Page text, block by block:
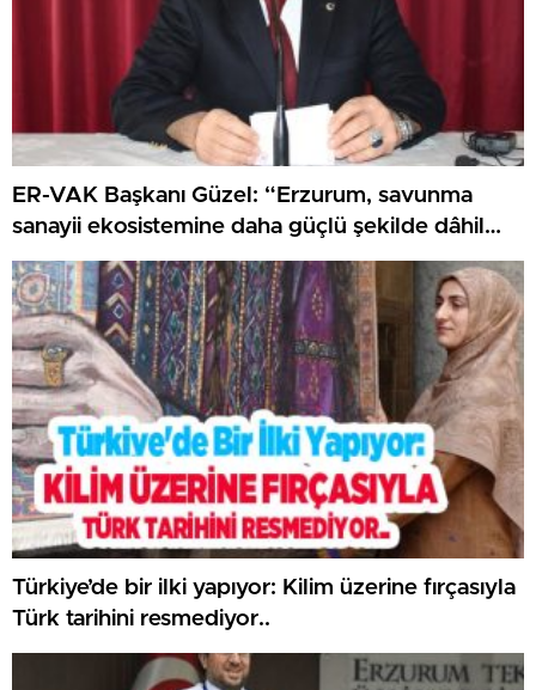
ER-VAK Başkanı Güzel: “Erzurum, savunma
sanayii ekosistemine daha güçlü şekilde dâhil
edilmeli”..
Türkiye’de bir ilki yapıyor: Kilim üzerine fırçasıyla
Türk tarihini resmediyor..